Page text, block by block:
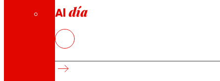
Al día
Atención al Cliente
Formulario de contacto
Tiendas online
Retiradas de producto
Formas de pago